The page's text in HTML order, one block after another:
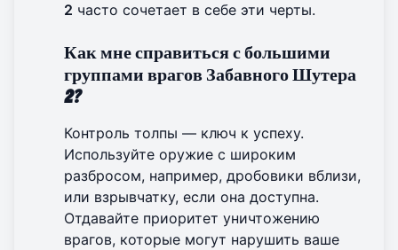
2 часто сочетает в себе эти черты.
Как мне справиться с большими
группами врагов Забавного Шутера
2?
Контроль толпы — ключ к успеху.
Используйте оружие с широким
разбросом, например, дробовики вблизи,
или взрывчатку, если она доступна.
Отдавайте приоритет уничтожению
врагов, которые могут нарушить ваше